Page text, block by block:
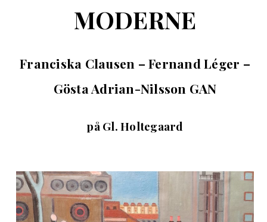
MODERNE
Franciska Clausen – Fernand Léger –
Gösta Adrian-Nilsson GAN
på Gl. Holtegaard